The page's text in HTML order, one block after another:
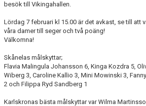
besök till Vikingahallen.
Lördag 7 februari kl 15.00 är det avkast, se till att
våra damer till seger och två poäng!
Välkomna!
Skånelas målskyttar;
Flavia Malingula Johansson 6, Kinga Kozdra 5,
Wiberg 3, Caroline Kallio 3, Mini Mowinski 3,
2 och Filippa Ryd Sandberg 1
Karlskronas bästa målskyttar var Wilma